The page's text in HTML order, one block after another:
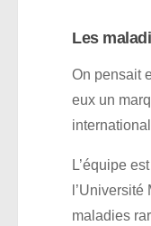
Les
On pensait
eux un
L’équipe
maladies